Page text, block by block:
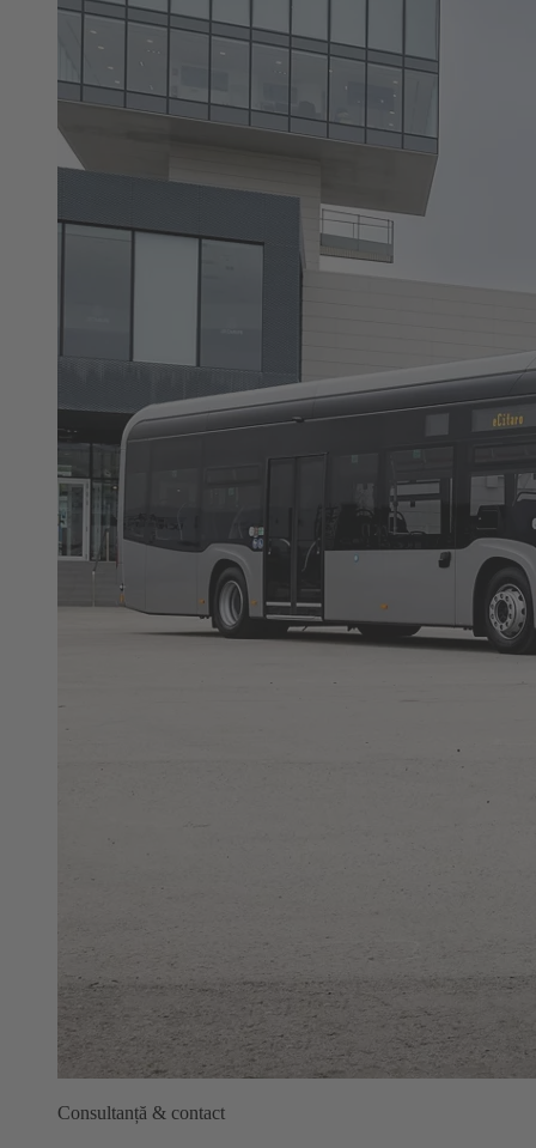
Consultanță & contact